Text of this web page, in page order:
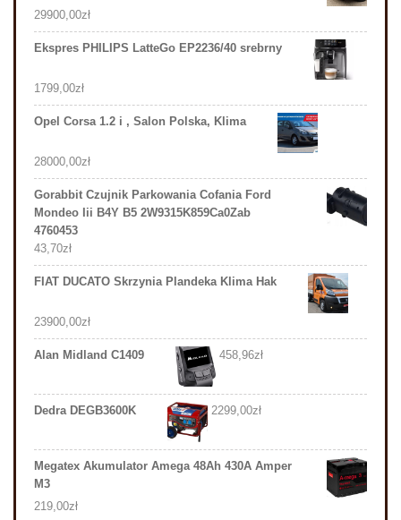
29900,00zł
Ekspres PHILIPS LatteGo EP2236/40 srebrny
1799,00zł
Opel Corsa 1.2 i , Salon Polska, Klima
28000,00zł
Gorabbit Czujnik Parkowania Cofania Ford
Mondeo Iii B4Y B5 2W9315K859Ca0Zab
4760453
43,70zł
FIAT DUCATO Skrzynia Plandeka Klima Hak
23900,00zł
Alan Midland C1409 458,96zł
Dedra DEGB3600K 2299,00zł
Megatex Akumulator Amega 48Ah 430A Amper
M3
219,00zł